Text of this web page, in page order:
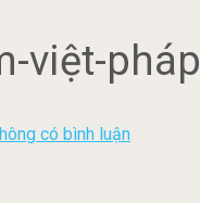
việt-pháp
có bình luận